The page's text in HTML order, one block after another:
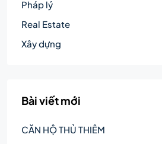
Pháp lý
Real Estate
Xây dựng
Bài viết mới
CĂN HỘ THỦ THIÊM